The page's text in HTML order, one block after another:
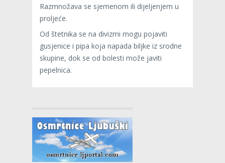
Razmnožava se sjemenom ili dijeljenjem u
proljeće.
Od štetnika se na divizmi mogu pojaviti
gusjenice i pipa koja napada biljke iz srodne
skupine, dok se od bolesti može javiti
pepelnica.